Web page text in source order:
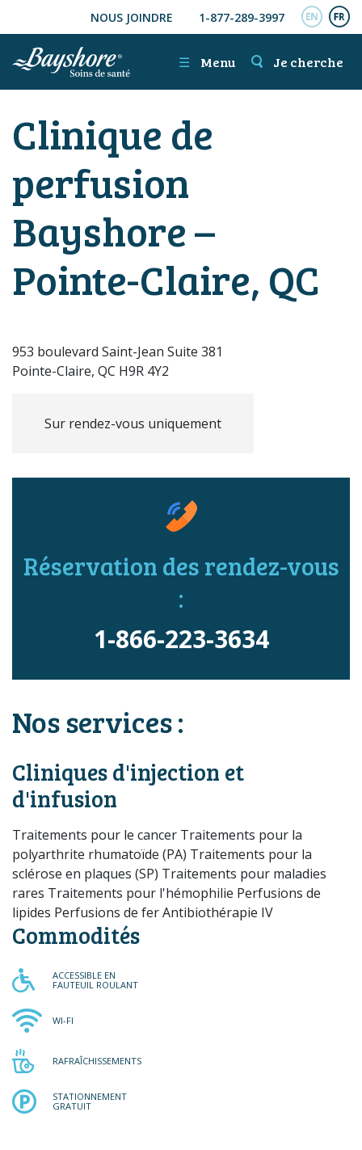
ALLER AU CONTENU PRINCIPAL
NOUS JOINDRE 1-877-289-3997
☰ Menu Je cherche
Clinique de
perfusion
Bayshore –
Pointe-Claire, QC
953 boulevard Saint-Jean Suite 381
Pointe-Claire, QC H9R 4Y2
Sur rendez-vous uniquement
Réservation des rendez-vous
:
1-866-223-3634
Nos services :
Cliniques d'injection et
d'infusion
Traitements pour le cancer Traitements pour la
polyarthrite rhumatoïde (PA) Traitements pour la
sclérose en plaques (SP) Traitements pour maladies
rares Traitements pour l'hémophilie Perfusions de
lipides Perfusions de fer Antibiothérapie IV
Commodités
ACCESSIBLE EN FAUTEUIL
ACCESSIBLE EN
FAUTEUIL ROULANT
WI-FI
WI-FI
RAFRAÎCHISSEMENTS
RAFRAÎCHISSEMENTS
STATIONNEMENT GRATUIT
STATIONNEMENT
GRATUIT